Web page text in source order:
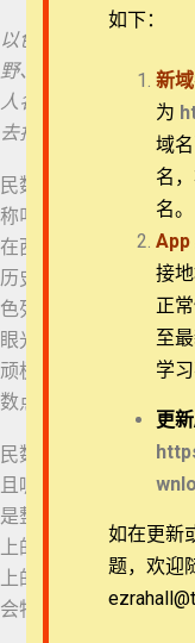
05_《民数记》3
06_《民数记》3
07_《民数记》4
08_《民数记》4
09_《民数记》4
10_《民数记》5
11_《民数记》5
以色列人出埃及地后
野、会幕中晓谕摩西说
人名的数目，计算所
去打仗的，你和亚伦要
民数记的书名来自于
称叫“在旷野”，是更
在西奈立约后，后来
历史呢？它一方面是
色列人，让他们走向
眼光读圣经，也看到
顽梗，让他自己的精
数点上帝的精兵，也仍
民数记的作者显然是
且呢，通常都认为创
是整体的记录。当然
上的一些内容。比如
上的内容。当然，这
会特别来提到。
退换政策
隐私策略
常见问题
APP下载
联系我们
关于我们
Copyright ©
如下：
新
为
域
名
名。
App
接
正
至
学
更
如在更新
题，欢迎